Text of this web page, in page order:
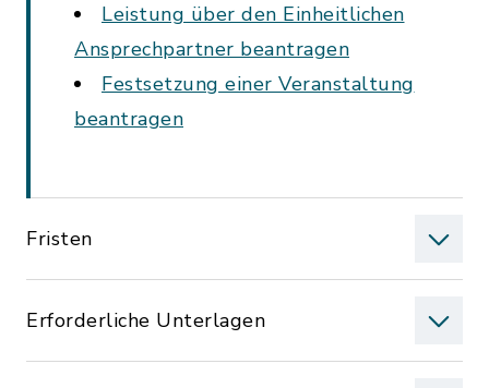
Leistung über den Einheitlichen
Ansprechpartner beantragen
Festsetzung einer Veranstaltung
beantragen
Fristen
Erforderliche Unterlagen